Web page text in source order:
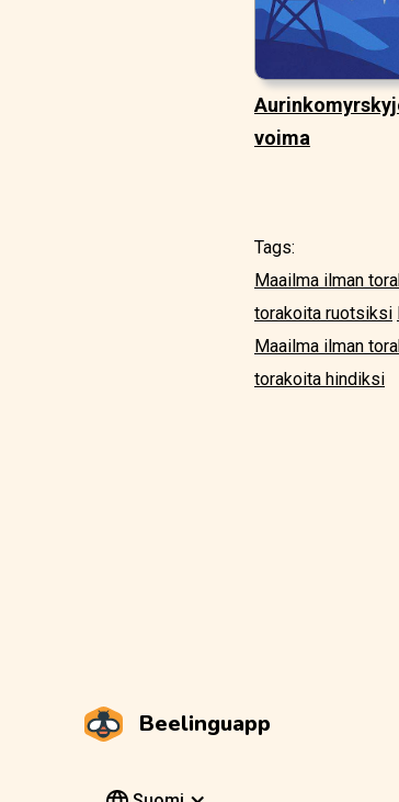
voima
Tags:
Maailma ilman
torakoita ruotsiksi
Maailma ilman
torakoita hindiksi
Beelinguapp